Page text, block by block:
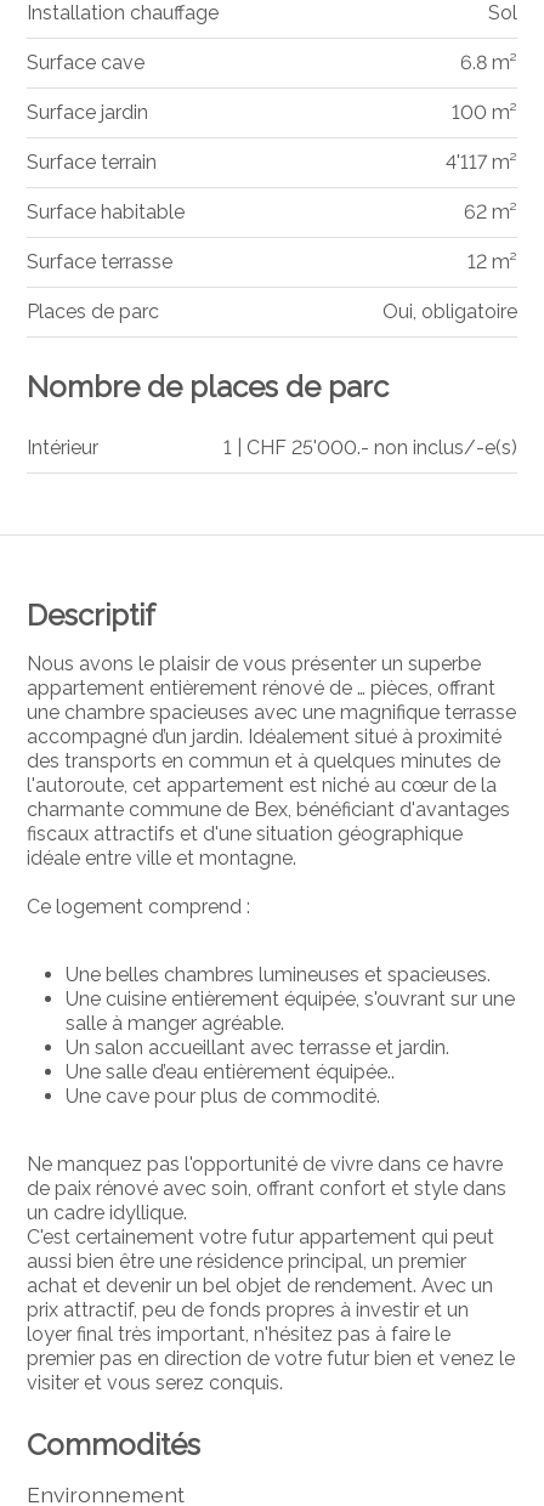
Descriptif
Nous avons le plaisir de vous présenter un superbe
appartement entièrementrénové de … pièces, offrant
une chambre spacieuses avec une magnifique terrasse
accompagné d’un jardin. Idéalement situé à proximité
des transports en commun et à quelques minutes de
l'autoroute, cet appartement est niché au cœur de la
charmante commune de Bex, bénéficiant d'avantages
fiscaux attractifs et d'une situation géographique
idéale entre ville et montagne.
Ce logement comprend :
Une belles chambreslumineuses etspacieuses.
Une cuisine entièrement équipée, s'ouvrant sur une
salle à manger agréable.
Un salon accueillant avecterrasse etjardin.
Une salle d’eau entièrement équipée..
Une cave pour plus de commodité.
Ne manquez pas l'opportunité de vivre dans ce havre
de paix rénové avec soin, offrant confort et style dans
un cadre idyllique.
C'est certainement votre futur appartement qui peut
aussi bien être une résidence principal, un premier
achat et devenir un bel objet de rendement. Avec un
prix attractif, peu de fonds propres à investir et un
loyer final très important, n'hésitez pas à faire le
premier pas en direction de votre futur bien et venez le
visiter et vous serez conquis.
Commodités
Environnement
Installation chauffage Sol
Surface cave 6.8 m²
Surface jardin 100 m²
Surface terrain 4'117 m²
Surface habitable 62 m²
Surface terrasse 12 m²
Places de parc Oui, obligatoire
Nombre de places de parc
Intérieur 1 | CHF 25'000.- non inclus/-e(s)